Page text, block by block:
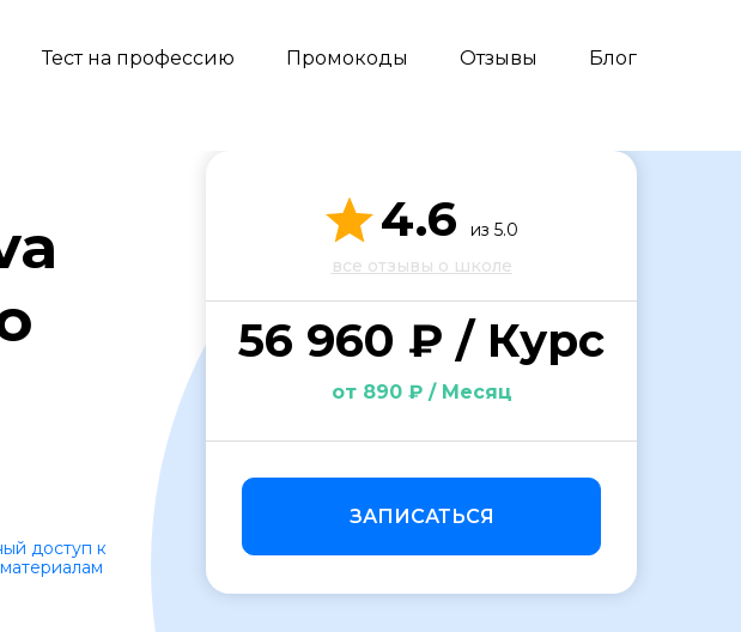
Тест на профессию Промокоды Отзывы Блог
доступ к
4.6
из 5.0
все отзывы о школе
56 960 ₽ / Курс
от 890 ₽ / Месяц
ЗАПИСАТЬСЯ